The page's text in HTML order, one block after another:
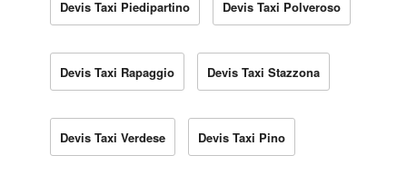
Devis Taxi Piedipartino Devis Taxi Polveroso
Devis Taxi Rapaggio Devis Taxi Stazzona
Devis Taxi Verdese Devis Taxi Pino